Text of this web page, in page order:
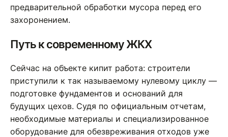
предварительной обработки мусора перед его
захоронением.
Путь к современному ЖКХ
Сейчас на объекте кипит работа: строители
приступили к так называемому нулевому циклу —
подготовке фундаментов и оснований для
будущих цехов. Судя по официальным отчетам,
необходимые материалы и специализированное
оборудование для обезвреживания отходов уже